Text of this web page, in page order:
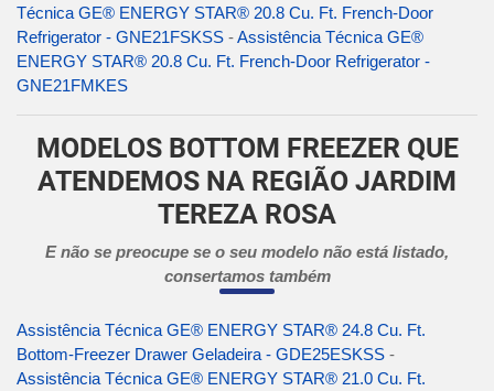
Técnica GE® ENERGY STAR® 20.8 Cu. Ft. French-Door
Refrigerator - GNE21FSKSS -Assistência Técnica GE®
ENERGY STAR® 20.8 Cu. Ft. French-Door Refrigerator -
GNE21FMKES
MODELOS BOTTOM FREEZER QUE
ATENDEMOS NA REGIÃO JARDIM
TEREZA ROSA
E não se preocupe se o seu modelo não está listado,
consertamos também
Assistência Técnica GE® ENERGY STAR® 24.8 Cu. Ft.
Bottom-Freezer Drawer Geladeira - GDE25ESKSS -
Assistência Técnica GE® ENERGY STAR® 21.0 Cu. Ft.